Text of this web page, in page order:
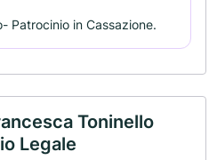
Patrocinio in Cassazione.
Toninello
Legale